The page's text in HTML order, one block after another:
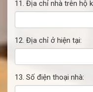
11. Địa chỉ nhà trên hộ
12. Địa chỉ ở hiện tại:
13. Số điện thoại nhà: